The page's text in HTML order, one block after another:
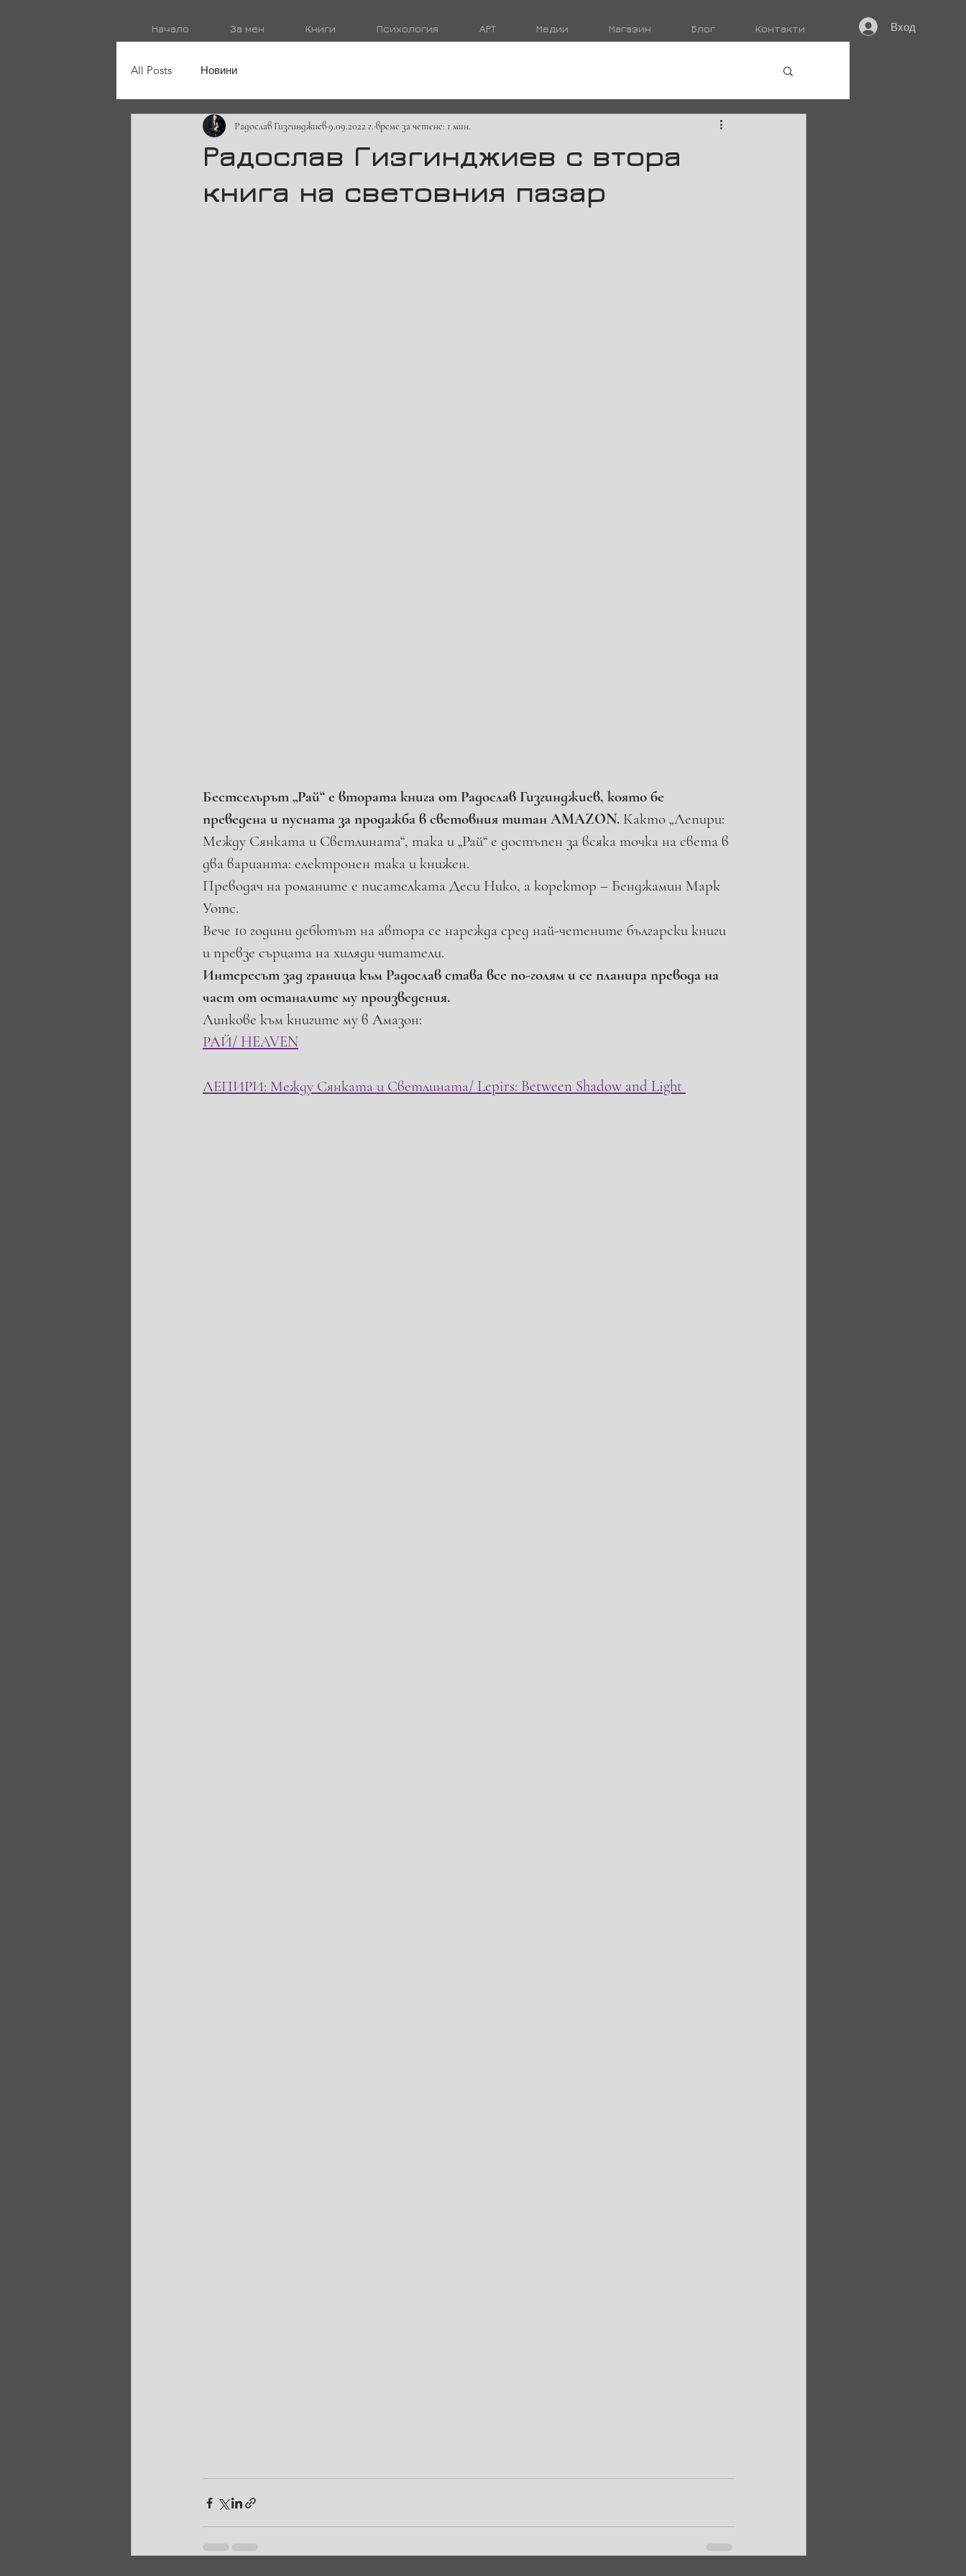
Начало За мен Книги Психология АРТ Медии Магазин Блог Контакти Вход
All Posts Новини
Радослав Гизгинджиев с втора
книга на световния пазар
Радослав Гизгинджиев9.09.2022 г. време за четене: 1 мин.
Бестселърът „Рай“ е втората книга от Радослав Гизгинджиев, която бе
преведена и пусната за продажба в световния титан AMAZON. Както „Лепири:
Между Сянката и Светлината“, така и „Рай“ е достъпен за всяка точка на света в
два варианта: електронен така и книжен.
Преводач на романите е писателката Деси Нико, а коректор – Бенджамин Марк
Уотс.
Вече 10 години дебютът на автора се нарежда сред най-четените български книги
и превзе сърцата на хиляди читатели.
Интересът зад граница към Радослав става все по-голям и се планира превода на
част от останалите му произведения.
Линкове към книгите му в Амазон:
РАЙ/ HEAVEN
ЛЕПИРИ: Между Сянката и Светлината/ Lepirs: Between Shadow and Light